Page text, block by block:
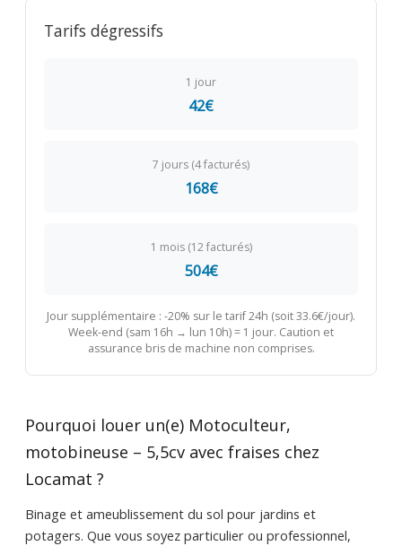
Tarifs dégressifs
1 jour
42€
7 jours (4 facturés)
168€
1 mois (12 facturés)
504€
Jour supplémentaire : -20% sur le tarif 24h (soit 33.6€/jour).
Week-end (sam 16h → lun 10h) = 1 jour. Caution et
assurance bris de machine non comprises.
Pourquoi louer un(e) Motoculteur,
motobineuse – 5,5cv avec fraises chez
Locamat ?
Binage et ameublissement du sol pour jardins et
potagers. Que vous soyez particulier ou professionnel,